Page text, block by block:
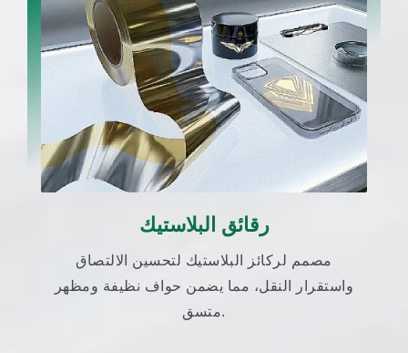
رقائق البلاستيك
مصمم لركائز البلاستيك لتحسين الالتصاق
واستقرار النقل، مما يضمن حواف نظيفة ومظهر
متسق.